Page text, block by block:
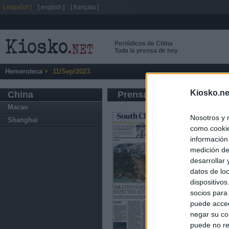
Nosotros y
como
medición
desarrollar
datos de
socios
puede
negar su
puede no
Periódicos de China
Toda la prensa de hoy
Hemeroteca 11/Sep/2023
China
Macao
Shanghai
Prensa de Información
[ español ] [ english ] [ français ]